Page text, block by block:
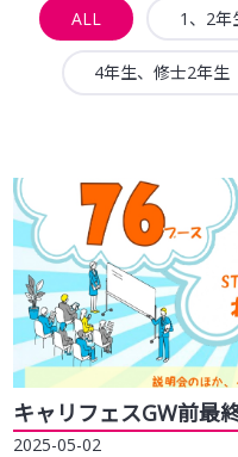
卒
ALL 1、2年
4年生、修士2年生
キャリフェスGW前最
2025-05-02